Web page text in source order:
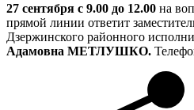
27 сентября с 9.00 до 12.00 на
прямой линии ответит
Дзержинского районного
Адамовна МЕТЛУШКО.